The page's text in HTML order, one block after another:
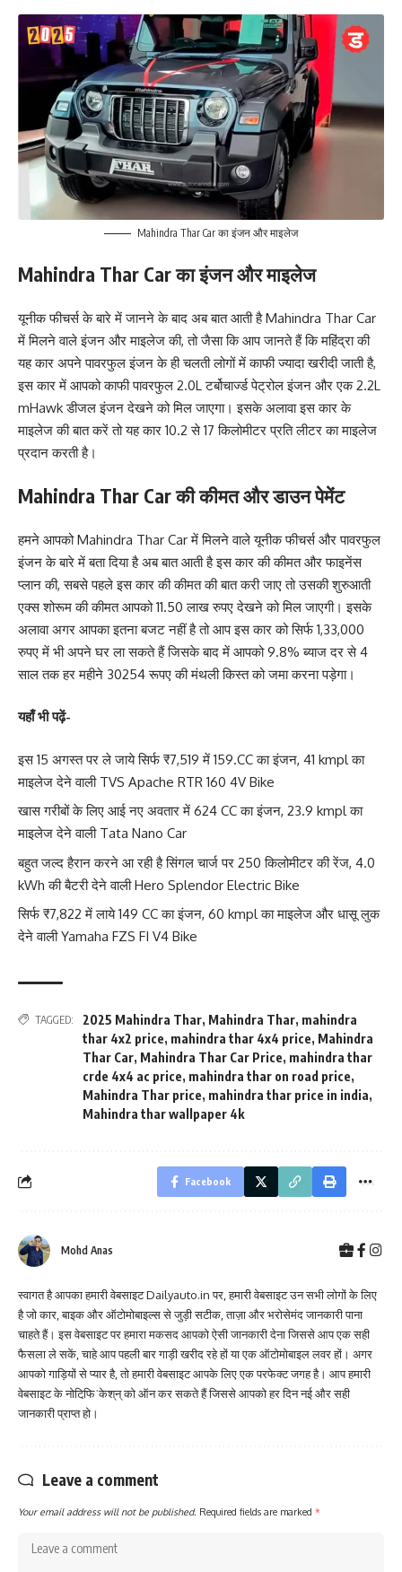
Mahindra Thar Car का इंजन और माइलेज
Mahindra Thar Car का इंजन और माइलेज
यूनीक फीचर्स के बारे में जानने के बाद अब बात आती है Mahindra Thar Car
में मिलने वाले इंजन और माइलेज की, तो जैसा कि आप जानते हैं कि महिंद्रा की
यह कार अपने पावरफुल इंजन के ही चलती लोगों में काफी ज्यादा खरीदी जाती है,
इस कार में आपको काफी पावरफुल 2.0L टर्बोचार्ज्ड पेट्रोल इंजन और एक 2.2L
mHawk डीजल इंजन देखने को मिल जाएगा। इसके अलावा इस कार के
माइलेज की बात करें तो यह कार 10.2 से 17 किलोमीटर प्रति लीटर का माइलेज
प्रदान करती है।
Mahindra Thar Car की कीमत और डाउन पेमेंट
हमने आपको Mahindra Thar Car में मिलने वाले यूनीक फीचर्स और पावरफुल
इंजन के बारे में बता दिया है अब बात आती है इस कार की कीमत और फाइनेंस
प्लान की, सबसे पहले इस कार की कीमत की बात करी जाए तो उसकी शुरुआती
एक्स शोरूम की कीमत आपको 11.50 लाख रुपए देखने को मिल जाएगी। इसके
अलावा अगर आपका इतना बजट नहीं है तो आप इस कार को सिर्फ 1,33,000
रुपए में भी अपने घर ला सकते हैं जिसके बाद में आपको 9.8% ब्याज दर से 4
साल तक हर महीने 30254 रूपए की मंथली किस्त को जमा करना पड़ेगा।
यहाँ भी पढ़ें-
इस 15 अगस्त पर ले जाये सिर्फ ₹7,519 में 159.CC का इंजन, 41 kmpl का
माइलेज देने वाली TVS Apache RTR 160 4V Bike
खास गरीबों के लिए आई नए अवतार में 624 CC का इंजन, 23.9 kmpl का
माइलेज देने वाली Tata Nano Car
बहुत जल्द हैरान करने आ रही है सिंगल चार्ज पर 250 किलोमीटर की रेंज, 4.0
kWh की बैटरी देने वाली Hero Splendor Electric Bike
सिर्फ ₹7,822 में लाये 149 CC का इंजन, 60 kmpl का माइलेज और धासू लुक
देने वाली Yamaha FZS FI V4 Bike
TAGGED: 2025 Mahindra Thar, Mahindra Thar, mahindra
thar 4x2 price, mahindra thar 4x4 price, Mahindra
Thar Car, Mahindra Thar Car Price, mahindra thar
crde 4x4 ac price, mahindra thar on road price,
Mahindra Thar price, mahindra thar price in india,
Mahindra thar wallpaper 4k
Facebook
Mohd Anas
स्वागत है आपका हमारी वेबसाइट Dailyauto.in पर, हमारी वेबसाइट उन सभी लोगों के लिए
है जो कार, बाइक और ऑटोमोबाइल्स से जुड़ी सटीक, ताज़ा और भरोसेमंद जानकारी पाना
चाहते हैं। इस वेबसाइट पर हमारा मकसद आपको ऐसी जानकारी देना जिससे आप एक सही
फैसला ले सकें, चाहे आप पहली बार गाड़ी खरीद रहे हों या एक ऑटोमोबाइल लवर हों। अगर
आपको गाड़ियों से प्यार है, तो हमारी वेबसाइट आपके लिए एक परफेक्ट जगह है। आप हमारी
वेबसाइट के नोटिफि़ˈकेश्‌न्‌ को ऑन कर सकते हैं जिससे आपको हर दिन नई और सही
जानकारी प्राप्त हो।
Leave a comment
Your email address will not be published. Required fields are marked *